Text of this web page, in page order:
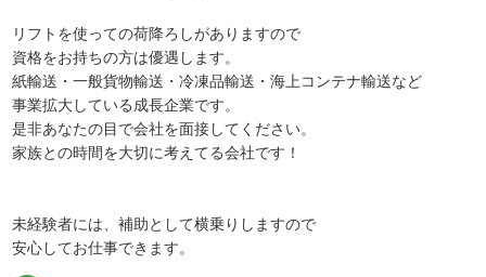
リフトを使っての荷降ろしがありますので
資格をお持ちの方は優遇します。
紙輸送・一般貨物輸送・冷凍品輸送・海上コンテナ輸送など
事業拡大している成長企業です。
是非あなたの目で会社を面接してください。
家族との時間を大切に考えてる会社です！
未経験者には、補助として横乗りしますので
安心してお仕事できます。